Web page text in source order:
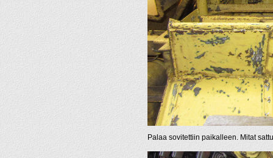
Palaa sovitettiin paikalleen. Mitat